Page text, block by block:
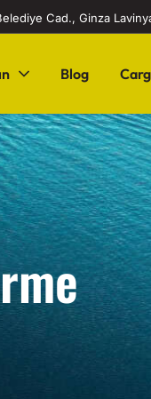
Cad., Ginza
Blog